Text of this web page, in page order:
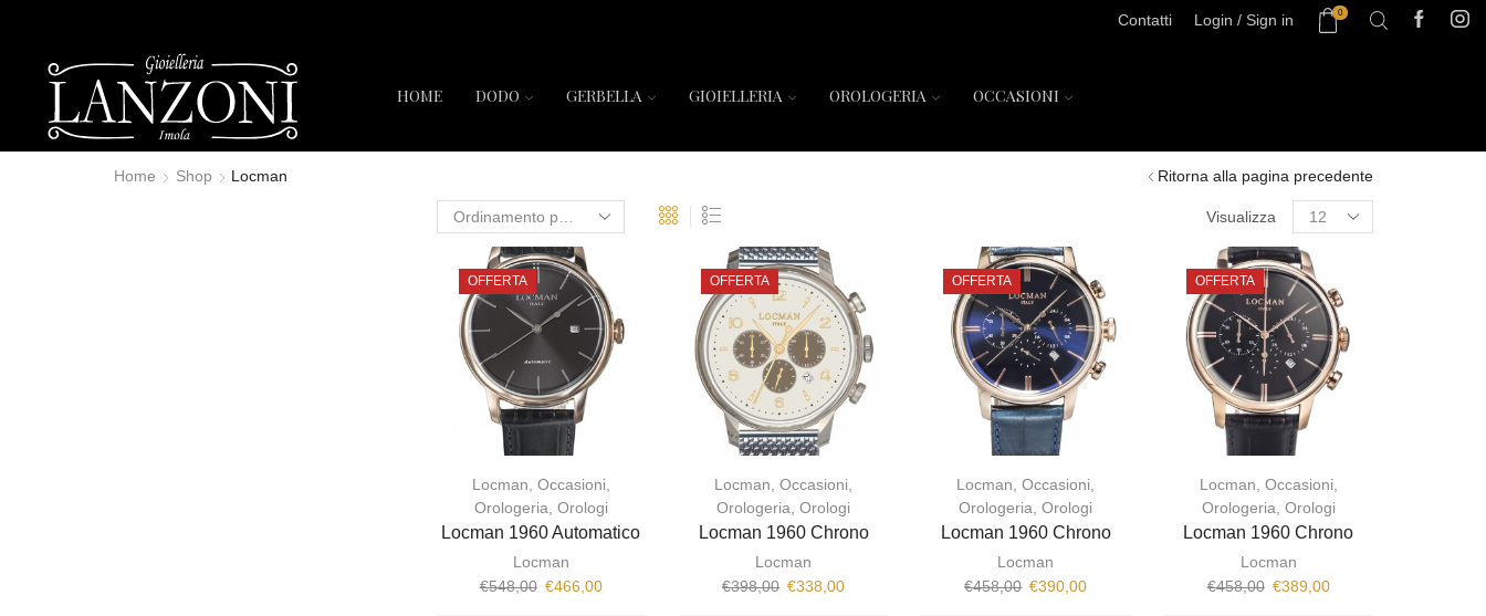
Contatti Login / Sign in 0
HOME DODO GERBELLA GIOIELLERIA OROLOGERIA OCCASIONI
Home Shop Locman Ritorna alla pagina precedente
Visualizza
OFFERTA
Locman Occasioni
Orologeria Orologi
Locman 1960 Automatico
Locman
€548,00 €466,00
OFFERTA
Locman ,Occasioni
Orologeria ,Orologi
Locman 1960 Chrono
Locman
€398,00 €338,00
OFFERTA
Locman ,Occasioni
Orologeria ,Orologi
Locman 1960 Chrono
Locman
€458,00 €390,00
OFFERTA
Locman Occasioni
Orologeria Orologi
Locman 1960 Chrono
Locman
€458,00 €389,00